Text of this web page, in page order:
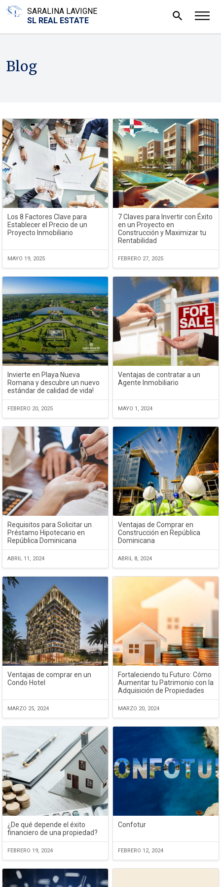
SARALINA LAVIGNE
SL REAL ESTATE
search
Blog
Los 8 Factores Clave para
Establecer el Precio de un
Proyecto Inmobiliario
MAYO 19, 2025
7 Claves para Invertir con Éxito
en un Proyecto en
Construcción y Maximizar tu
Rentabilidad
FEBRERO 27, 2025
Invierte en Playa Nueva
Romana y descubre un nuevo
estándar de calidad de vida!
FEBRERO 20, 2025
Ventajas de contratar a un
Agente Inmobiliario
MAYO 1, 2024
Requisitos para Solicitar un
Préstamo Hipotecario en
República Dominicana
ABRIL 11, 2024
Ventajas de Comprar en
Construcción en República
Dominicana
ABRIL 8, 2024
Ventajas de comprar en un
Condo Hotel
MARZO 25, 2024
Fortaleciendo tu Futuro: Cómo
Aumentar tu Patrimonio con la
Adquisición de Propiedades
MARZO 20, 2024
¿De qué depende el éxito
financiero de una propiedad?
FEBRERO 19, 2024
Confotur
FEBRERO 12, 2024